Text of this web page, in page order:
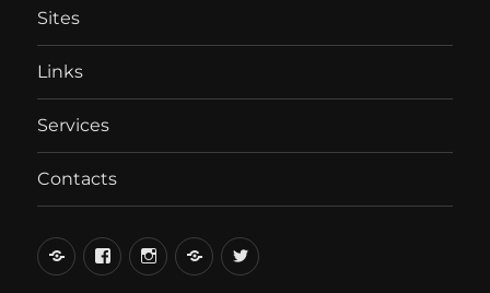
Sites
Links
Services
Contacts
вКонтакте
FacebookInstagramLiveJournal
Twitter